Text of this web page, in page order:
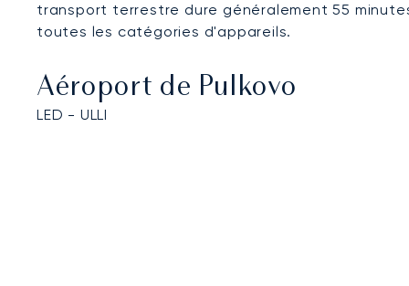
transport terrestre dure généralement 55
toutes les catégories d'appareils.
Aéroport de Pulkovo
LED - ULLI